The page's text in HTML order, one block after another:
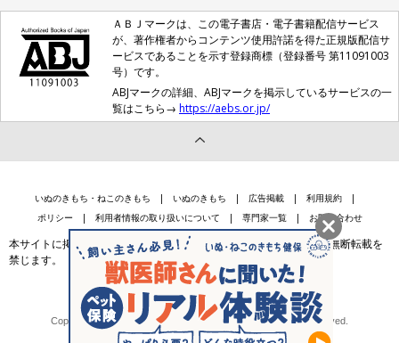
ＡＢＪマークは、この電子書店・電子書籍配信サービス
が、著作権者からコンテンツ使用許諾を得た正規版配信サ
ービスであることを示す登録商標（登録番号 第11091003
号）です。
ABJマークの詳細、ABJマークを掲示しているサービスの一
覧はこちら→ https://aebs.or.jp/
いぬのきもち・ねこのきもち いぬのきもち 広告掲載
利用規約
ポリシー
利用者情報の取り扱いについて 専門家一覧 お問い合わせ
本サイトに掲載されている記事・写真・イラスト等のコンテンツの無断転載を
禁じます。
会社案内 個人情報保護法に基づく公表事項等
Copyright © Benesse Style Care Group Co.,Ltd. All Rights Reserved.